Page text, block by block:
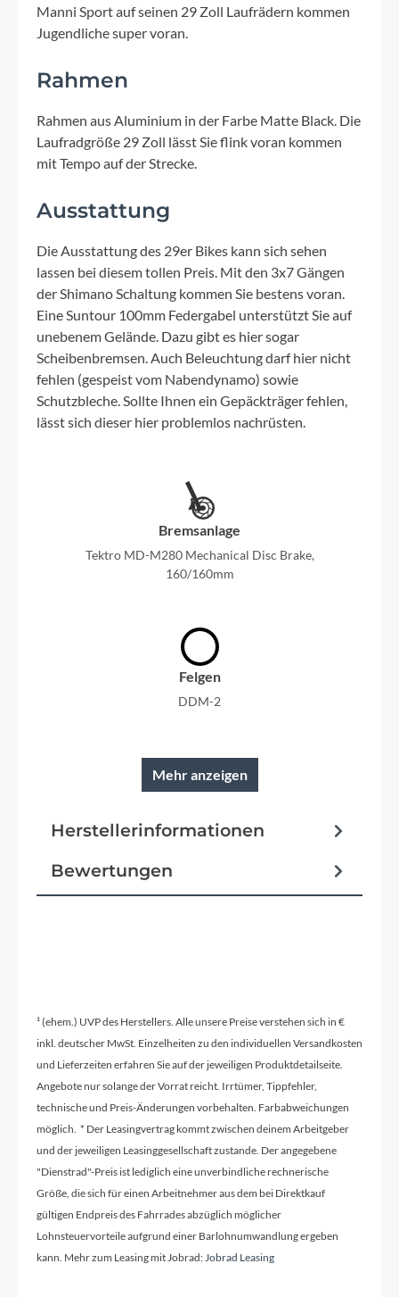
Manni Sport auf seinen 29 Zoll Laufrädern kommen
Jugendliche super voran.
Rahmen
Rahmen aus Aluminium in der Farbe Matte Black. Die
Laufradgröße 29 Zoll lässt Sie flink voran kommen
mit Tempo auf der Strecke.
Ausstattung
Die Ausstattung des 29er Bikes kann sich sehen
lassen bei diesem tollen Preis. Mit den 3x7 Gängen
der Shimano Schaltung kommen Sie bestens voran.
Eine Suntour 100mm Federgabel unterstützt Sie auf
unebenem Gelände. Dazu gibt es hier sogar
Scheibenbremsen. Auch Beleuchtung darf hier nicht
fehlen (gespeist vom Nabendynamo) sowie
Schutzbleche. Sollte Ihnen ein Gepäckträger fehlen,
lässt sich dieser hier problemlos nachrüsten.
Bremsanlage
Tektro MD-M280 Mechanical Disc Brake,
160/160mm
Felgen
DDM-2
Supero Ranger Anti-Puncture
Schutzbleche
Kunststoffsteckblech
Inklusive
Vorbau
Kalloy AS-601
Rahmentyp
Diamant
Mehr anzeigen
Herstellerinformationen
Bewertungen
¹ (ehem.) UVP des Herstellers. Alle unsere Preise verstehen sich in €
inkl. deutscher MwSt. Einzelheiten zu den individuellen Versandkosten
und Lieferzeiten erfahren Sie auf der jeweiligen Produktdetailseite.
Angebote nur solange der Vorrat reicht. Irrtümer, Tippfehler,
technische und Preis-Änderungen vorbehalten. Farbabweichungen
möglich. * Der Leasingvertrag kommt zwischen deinem Arbeitgeber
und der jeweiligen Leasinggesellschaft zustande. Der angegebene
"Dienstrad"-Preis ist lediglich eine unverbindliche rechnerische
Größe, die sich für einen Arbeitnehmer aus dem bei Direktkauf
gültigen Endpreis des Fahrrades abzüglich möglicher
Lohnsteuervorteile aufgrund einer Barlohnumwandlung ergeben
kann. Mehr zum Leasing mit Jobrad:Jobrad Leasing